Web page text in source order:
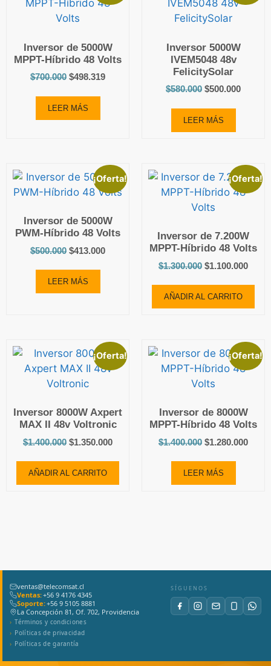
Inversor de 5000W
MPPT-Híbrido 48 Volts
$700.000 $498.319
LEER MÁS
Inversor 5000W
IVEM5048 48v
FelicitySolar
$580.000 $500.000
LEER MÁS
¡Oferta!
Inversor de 5000W
PWM-Híbrido 48 Volts
$500.000 $413.000
LEER MÁS
¡Oferta!
Inversor de 7.200W
MPPT-Híbrido 48 Volts
$1.300.000 $1.100.000
AÑADIR AL CARRITO
¡Oferta!
Inversor 8000W Axpert
MAX II 48v Voltronic
$1.400.000 $1.350.000
AÑADIR AL CARRITO
¡Oferta!
Inversor de 8000W
MPPT-Híbrido 48 Volts
$1.400.000 $1.280.000
LEER MÁS
ventas@telecomsat.cl
Ventas:+56 9 4176 4345
Soporte:+56 9 5105 8881
La Concepción 81, Of. 702, Providencia
SÍGUENOS
Términos y condiciones
Políticas de privacidad
Políticas de garantía